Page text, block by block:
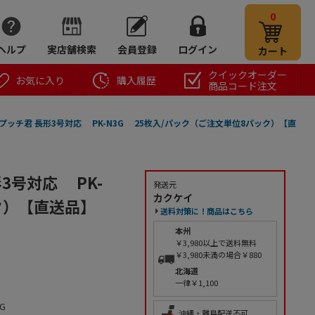
ルプ 実店舗検索 会員登録 ログイン
0
カート
お気に入り 購入履歴
クイックオーダー
商品コード注文
ッチ君 長形3号対応 PK-N3G 25枚入/パック（ご注文単位8パック）【直
3号対応 PK-
【直送品】
発送元
カクケイ
送料対策に！商品はこちら
本州
￥3,980以上で送料無料
￥3,980未満の場合￥880
北海道
一律￥1,100